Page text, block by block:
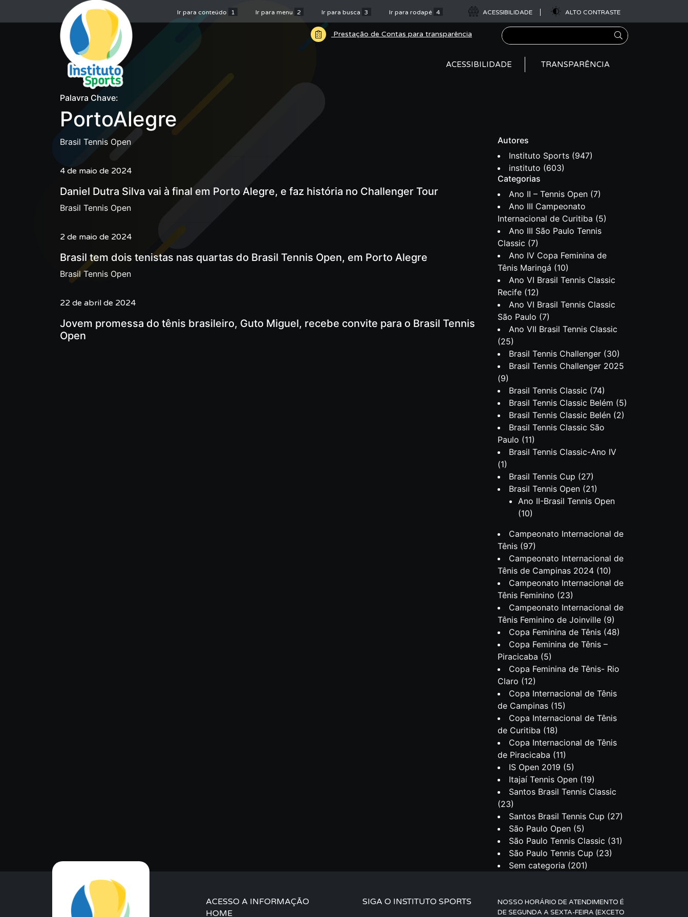
Ir para conteúdo 1 Ir para menu 2 Ir para busca 3 Ir para rodapé 4 ACESSIBILIDADE ALTO CONTRASTE
Prestação de Contas para transparência Pesquisar
ACESSIBILIDADE TRANSPARÊNCIA
Palavra Chave:
PortoAlegre
Brasil Tennis Open
4 de maio de 2024
Daniel Dutra Silva vai à final em Porto Alegre, e faz história no Challenger Tour
Brasil Tennis Open
2 de maio de 2024
Brasil tem dois tenistas nas quartas do Brasil Tennis Open, em Porto Alegre
Brasil Tennis Open
22 de abril de 2024
Jovem promessa do tênis brasileiro, Guto Miguel, recebe convite para o Brasil Tennis
Open
Autores
Instituto Sports (947)
instituto (603)
Categorias
Ano II – Tennis Open (7)
Ano III Campeonato
Internacional de Curitiba (5)
Ano III São Paulo Tennis
Classic (7)
Ano IV Copa Feminina de
Tênis Maringá (10)
Ano VI Brasil Tennis Classic
Recife (12)
Ano VI Brasil Tennis Classic
São Paulo (7)
Ano VII Brasil Tennis Classic
(25)
Brasil Tennis Challenger (30)
Brasil Tennis Challenger 2025
(9)
Brasil Tennis Classic (74)
Brasil Tennis Classic Belém (5)
Brasil Tennis Classic Belén (2)
Brasil Tennis Classic São
Paulo (11)
Brasil Tennis Classic-Ano IV
(1)
Brasil Tennis Cup (27)
Brasil Tennis Open (21)
Ano II-Brasil Tennis Open
(10)
Campeonato Internacional de
Tênis (97)
Campeonato Internacional de
Tênis de Campinas 2024 (10)
Campeonato Internacional de
Tênis Feminino (23)
Campeonato Internacional de
Tênis Feminino de Joinville (9)
Copa Feminina de Tênis (48)
Copa Feminina de Tênis –
Piracicaba (5)
Copa Feminina de Tênis- Rio
Claro (12)
Copa Internacional de Tênis
de Campinas (15)
Copa Internacional de Tênis
de Curitiba (18)
Copa Internacional de Tênis
de Piracicaba (11)
IS Open 2019 (5)
Itajaí Tennis Open (19)
Santos Brasil Tennis Classic
(23)
Santos Brasil Tennis Cup (27)
São Paulo Open (5)
São Paulo Tennis Classic (31)
São Paulo Tennis Cup (23)
Sem categoria (201)
ACESSO A INFORMAÇÃO
HOME
SIGA O INSTITUTO SPORTS
NOSSO HORÁRIO DE ATENDIMENTO É
DE SEGUNDA A SEXTA-FEIRA (EXCETO